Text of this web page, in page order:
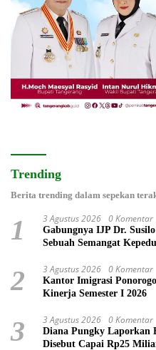
Trending
Berita trending dalam sepekan
1 3 Agustus 2026 0 Komentar
Gabungnya IJP Dr.
Sebuah Semangat
2 3 Agustus 2026 0 Komentar
Kantor Imigrasi
Kinerja Semester I 2026
3 3 Agustus 2026 0 Komentar
Diana Pungky Laporkan
Disebut Capai Rp25